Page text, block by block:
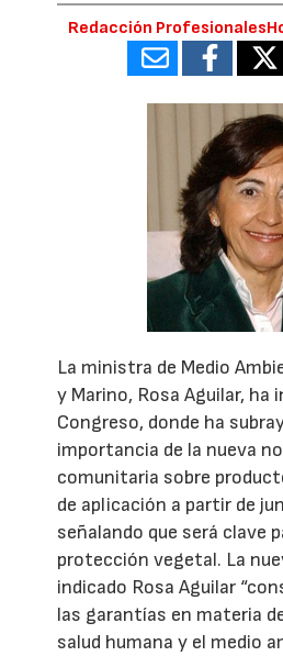
Redacción
La ministra de Medio
y Marino, Rosa Aguilar, ha
Congreso, donde ha
importancia de la nueva
comunitaria sobre
de aplicación a partir de
señalando que será clave
protección vegetal. La
indicado Rosa Aguilar
las garantías en materia
salud humana y el medio